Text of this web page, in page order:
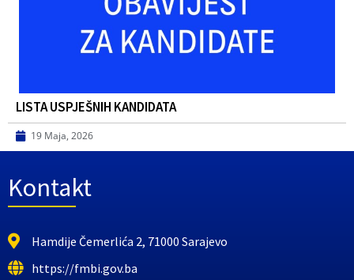
LISTA USPJEŠNIH KANDIDATA
19 Maja, 2026
Kontakt
Hamdije Čemerlića 2, 71000 Sarajevo
https://fmbi.gov.ba